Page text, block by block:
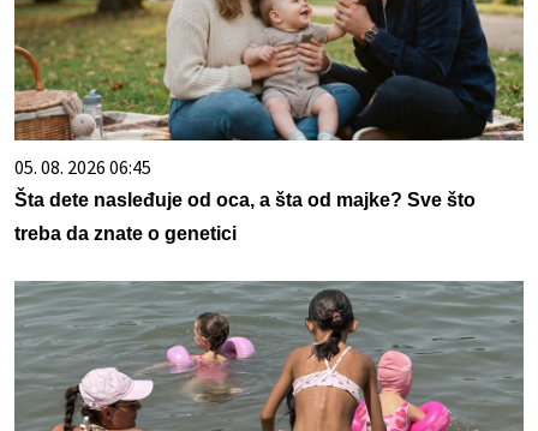
05. 08. 2026 06:45
Šta dete nasleđuje od oca, a šta od majke? Sve što
treba da znate o genetici